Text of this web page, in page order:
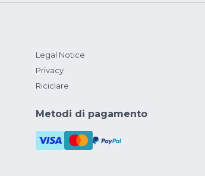
Legal Notice
Privacy
Riciclare
Metodi di pagamento